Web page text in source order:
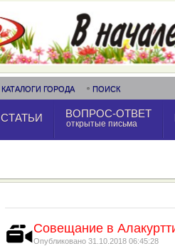
КАТАЛОГИ ГОРОДА ПОИСК
СТАТЬИ ВОПРОС-ОТВЕТ
открытые письма
Совещание в
Опубликовано 31.10.2018 06:45:28